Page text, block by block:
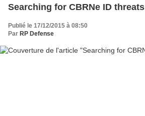
Searching for CBRNe ID threats
Publié le 17/12/2015 à 08:50
Par RP Defense